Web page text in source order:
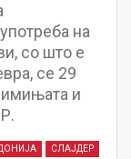
на
со што е
се 29
и
СЛАЈДЕР